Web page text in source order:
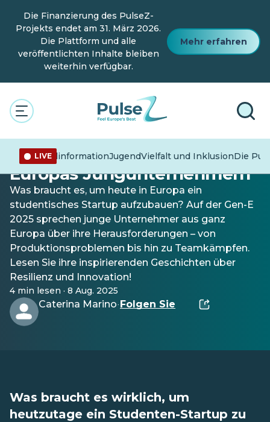
Hauptinhalt
springen
Die Finanzierung des PulseZ-
Projekts endet am 31. März 2026.
Die Plattform und alle
veröffentlichten Inhalte bleiben
weiterhin verfügbar.
Mehr erfahren
LIVE
FehlinformationJugendVielfalt und InklusionDie
Jugend
Herausforderungen
meistern: Stimmen von
Europas Jungunternehmern
Was braucht es, um heute in Europa ein
studentisches Startup aufzubauen? Auf der Gen-E
2025 sprechen junge Unternehmer aus ganz
Europa über ihre Herausforderungen – von
Produktionsproblemen bis hin zu Teamkämpfen.
Lesen Sie ihre inspirierenden Geschichten über
Resilienz und Innovation!
4 min lesen · 8 Aug. 2025
Caterina Marino· Folgen Sie
Was braucht es wirklich, um
heutzutage ein Studenten-Startup zu